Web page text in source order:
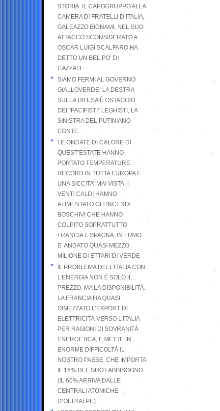
STORIA. IL CAPOGRUPPO ALLA
CAMERA DI FRATELLI D’ITALIA,
GALEAZZO BIGNAMI, NEL SUO
ATTACCO SCONSIDERATO A
OSCAR LUIGI SCALFARO HA
DETTO UN BEL PO’ DI
CAZZATE
SIAMO FERMI AL GOVERNO
GIALLOVERDE: LA DESTRA
SULLA DIFESA È OSTAGGIO
DEI “PACIFISTI” LEGHISTI, LA
SINISTRA DEL PUTINIANO
CONTE
LE ONDATE DI CALORE DI
QUEST’ESTATE HANNO
PORTATO TEMPERATURE
RECORD IN TUTTA EUROPA E
UNA SICCITA’ MAI VISTA. I
VENTI CALDI HANNO
ALIMENTATO GLI INCENDI
BOSCHIVI CHE HANNO
COLPITO SOPRATTUTTO
FRANCIA E SPAGNA: IN FUMO
E’ ANDATO QUASI MEZZO
MILIONE DI ETTARI DI VERDE
IL PROBLEMA DELL’ITALIA CON
L’ENERGIA NON È SOLO IL
PREZZO, MA LA DISPONIBILITÀ.
LA FRANCIA HA QUASI
DIMEZZATO L’EXPORT DI
ELETTRICITÀ VERSO L’ITALIA
PER RAGIONI DI SOVRANITÀ
ENERGETICA, E METTE IN
ENORME DIFFICOLTÀ IL
NOSTRO PAESE, CHE IMPORTA
IL 16% DEL SUO FABBISOGNO
(IL 60% ARRIVA DALLE
CENTRALI ATOMICHE
D’OLTRALPE)